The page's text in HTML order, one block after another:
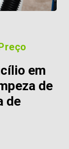
em
de
de